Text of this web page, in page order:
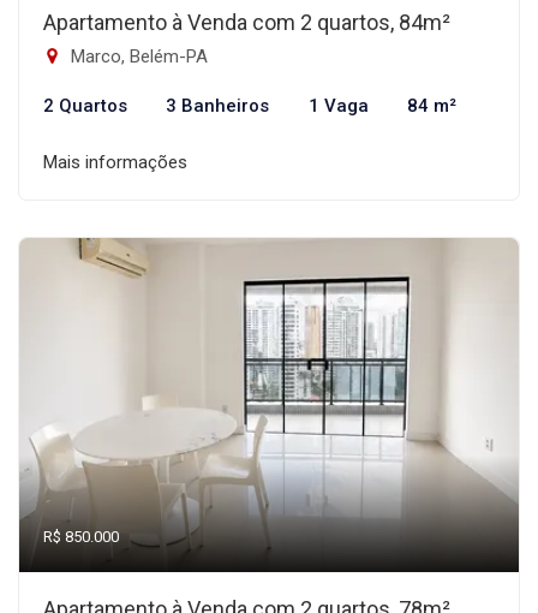
Apartamento à Venda com 2 quartos, 84m²
Marco, Belém-PA
2 Quartos 3 Banheiros 1 Vaga 84 m²
Mais informações
R$ 850.000